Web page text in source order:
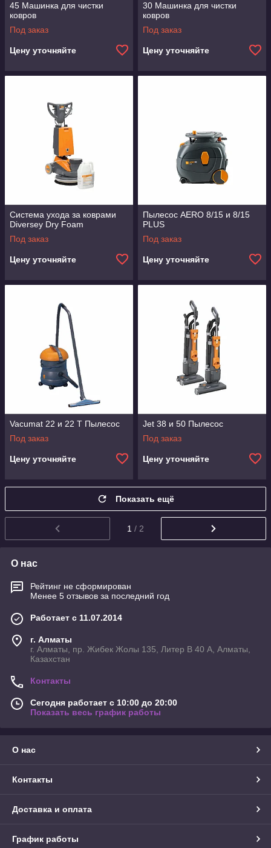
45 Машинка для чистки
ковров
Под заказ
Цену уточняйте
30 Машинка для чистки
ковров
Под заказ
Цену уточняйте
Система ухода за коврами
Diversey Dry Foam
Под заказ
Цену уточняйте
Пылесос AERO 8/15 и 8/15
PLUS
Под заказ
Цену уточняйте
Vacumat 22 и 22 T Пылесос
Под заказ
Цену уточняйте
Jet 38 и 50 Пылесос
Под заказ
Цену уточняйте
Показать ещё
1 / 2
О нас
Рейтинг не сформирован
Менее 5 отзывов за последний год
Работает с 11.07.2014
г. Алматы
г. Алматы, пр. Жибек Жолы 135, Литер В 40 А, Алматы,
Казахстан
Контакты
Сегодня работает с 10:00 до 20:00
Показать весь график работы
О нас
Контакты
Доставка и оплата
График работы